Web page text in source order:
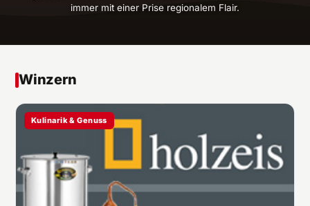
immer mit einer Prise regionalem Flair.
Winzern
Kulinarik & Genuss